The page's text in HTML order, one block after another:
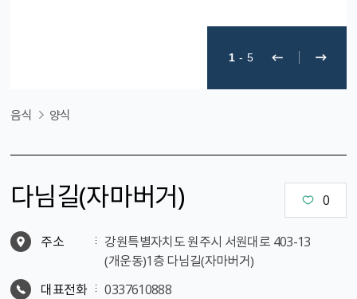
1 - 5
음식 양식
다님길（자마버거） 0
주소
강원특별자치도 원주시 서원대로 403-13
（개운동）1층 다님길（자마버거）
대표전화
0337610888